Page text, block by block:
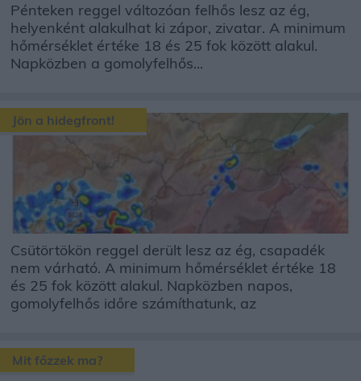
Pénteken reggel változóan felhős lesz az ég,
helyenként alakulhat ki zápor, zivatar. A minimum
hőmérséklet értéke 18 és 25 fok között alakul.
Napközben a gomolyfelhős...
Jön a hidegfront!
Csütörtökön reggel derült lesz az ég, csapadék
nem várható. A minimum hőmérséklet értéke 18
és 25 fok között alakul. Napközben napos,
gomolyfelhős időre számíthatunk, az
Mit főzzek ma?